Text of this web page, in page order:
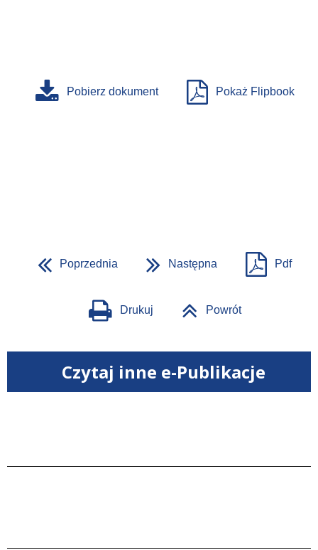
Pobierz dokument Pokaż Flipbook
Poprzednia Następna Pdf
Drukuj Powrót
Czytaj inne e-Publikacje